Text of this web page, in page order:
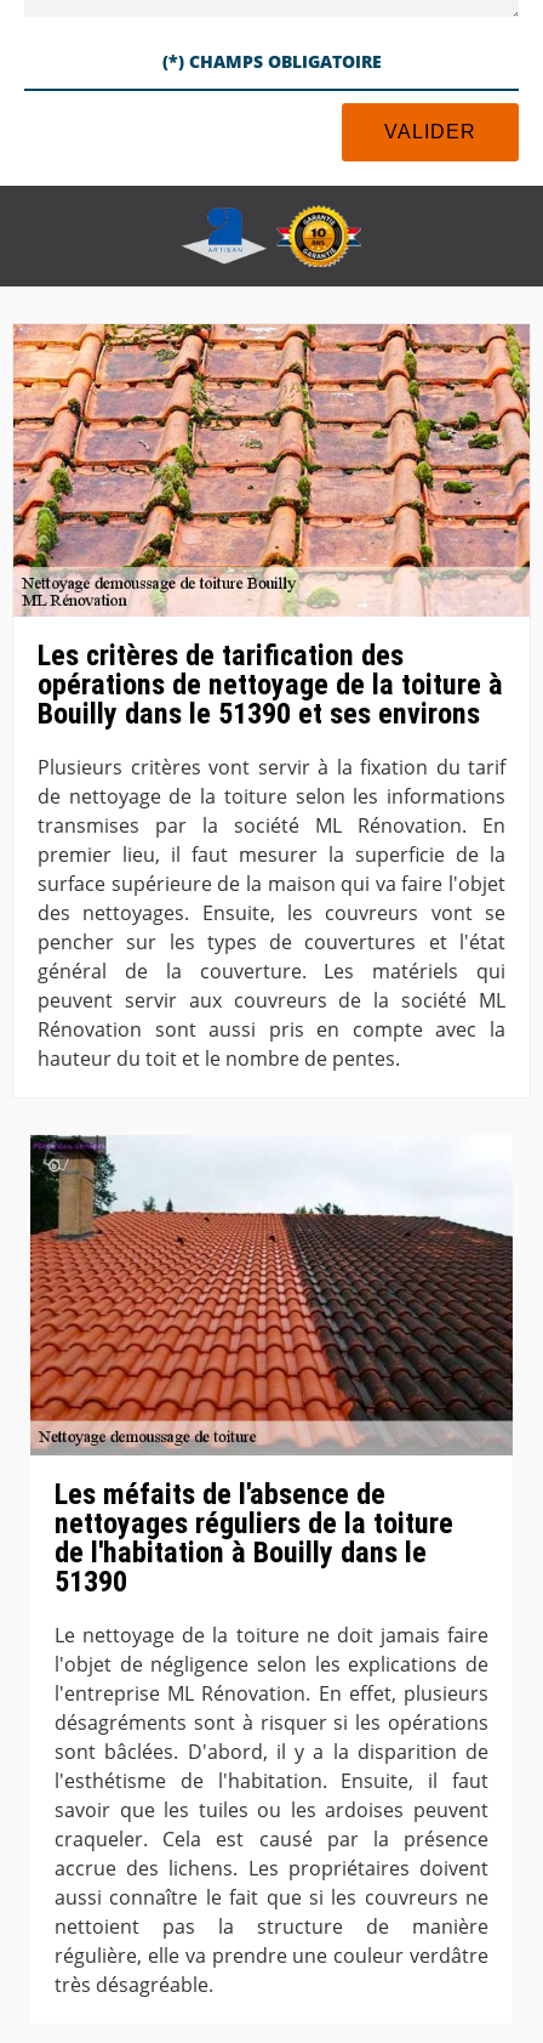
(*) CHAMPS OBLIGATOIRE
Les critères de tarification des
opérations de nettoyage de la toiture à
Bouilly dans le 51390 et ses environs
Plusieurs critères vont servir à la fixation du tarif
de nettoyage de la toiture selon les informations
transmises par la société ML Rénovation. En
premier lieu, il faut mesurer la superficie de la
surface supérieure de la maison qui va faire l'objet
des nettoyages. Ensuite, les couvreurs vont se
pencher sur les types de couvertures et l'état
général de la couverture. Les matériels qui
peuvent servir aux couvreurs de la société ML
Rénovation sont aussi pris en compte avec la
hauteur du toit et le nombre de pentes.
Les méfaits de l'absence de
nettoyages réguliers de la toiture
de l'habitation à Bouilly dans le
51390
Le nettoyage de la toiture ne doit jamais faire
l'objet de négligence selon les explications de
l'entreprise ML Rénovation. En effet, plusieurs
désagréments sont à risquer si les opérations
sont bâclées. D'abord, il y a la disparition de
l'esthétisme de l'habitation. Ensuite, il faut
savoir que les tuiles ou les ardoises peuvent
craqueler. Cela est causé par la présence
accrue des lichens. Les propriétaires doivent
aussi connaître le fait que si les couvreurs ne
nettoient pas la structure de manière
régulière, elle va prendre une couleur verdâtre
très désagréable.